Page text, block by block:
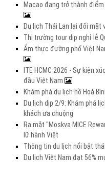
Macao đang trở thành
Du lịch Thái Lan lại đối mặt
Thị trường tour dịp nghỉ lễ
Ẩm thực đường phố Việt
ITE HCMC 2026 - Sự kiện
đầu Việt Nam
Khám phá du lịch hồ Hoà
Du lịch dịp 2/9: Khám phá
khách ưa chuộng
Ra mắt "Moskva MICE
lữ hành Việt
Thông tin du lịch nổi bật
Du lịch Việt Nam đạt 56%